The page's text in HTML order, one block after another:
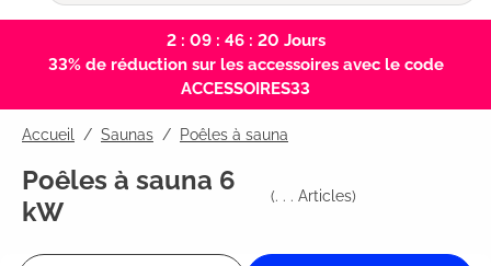
2 : 09 : 46 : 20 Jours
33% de réduction sur les accessoires avec le code
ACCESSOIRES33
Accueil Saunas / Poêles à sauna
Poêles à sauna 6
kW
(. . . Articles)